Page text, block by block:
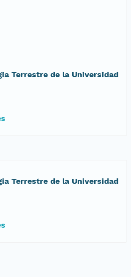
Terrestre de la Universidad
Terrestre de la Universidad